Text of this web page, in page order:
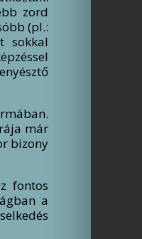
zord
(pl.:
sokkal
már
bizony
fontos
a